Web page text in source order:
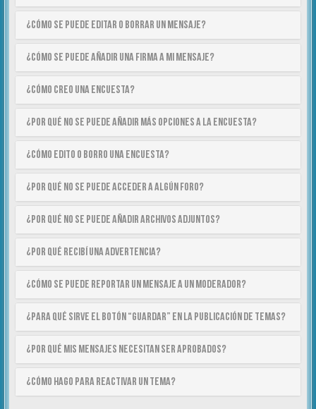
¿Cómo se puede editar o borrar un mensaje?
¿Cómo se puede añadir una firma a mi mensaje?
¿Cómo creo una encuesta?
¿Por qué no se puede añadir más opciones a la encuesta?
¿Cómo edito o borro una encuesta?
¿Por qué no se puede acceder a algún foro?
¿Por qué no se puede añadir archivos adjuntos?
¿Por qué recibí una advertencia?
¿Cómo se puede reportar un mensaje a un moderador?
¿Para qué sirve el botón “Guardar” en la publicación de temas?
¿Por qué mis mensajes necesitan ser aprobados?
¿Cómo hago para reactivar un tema?